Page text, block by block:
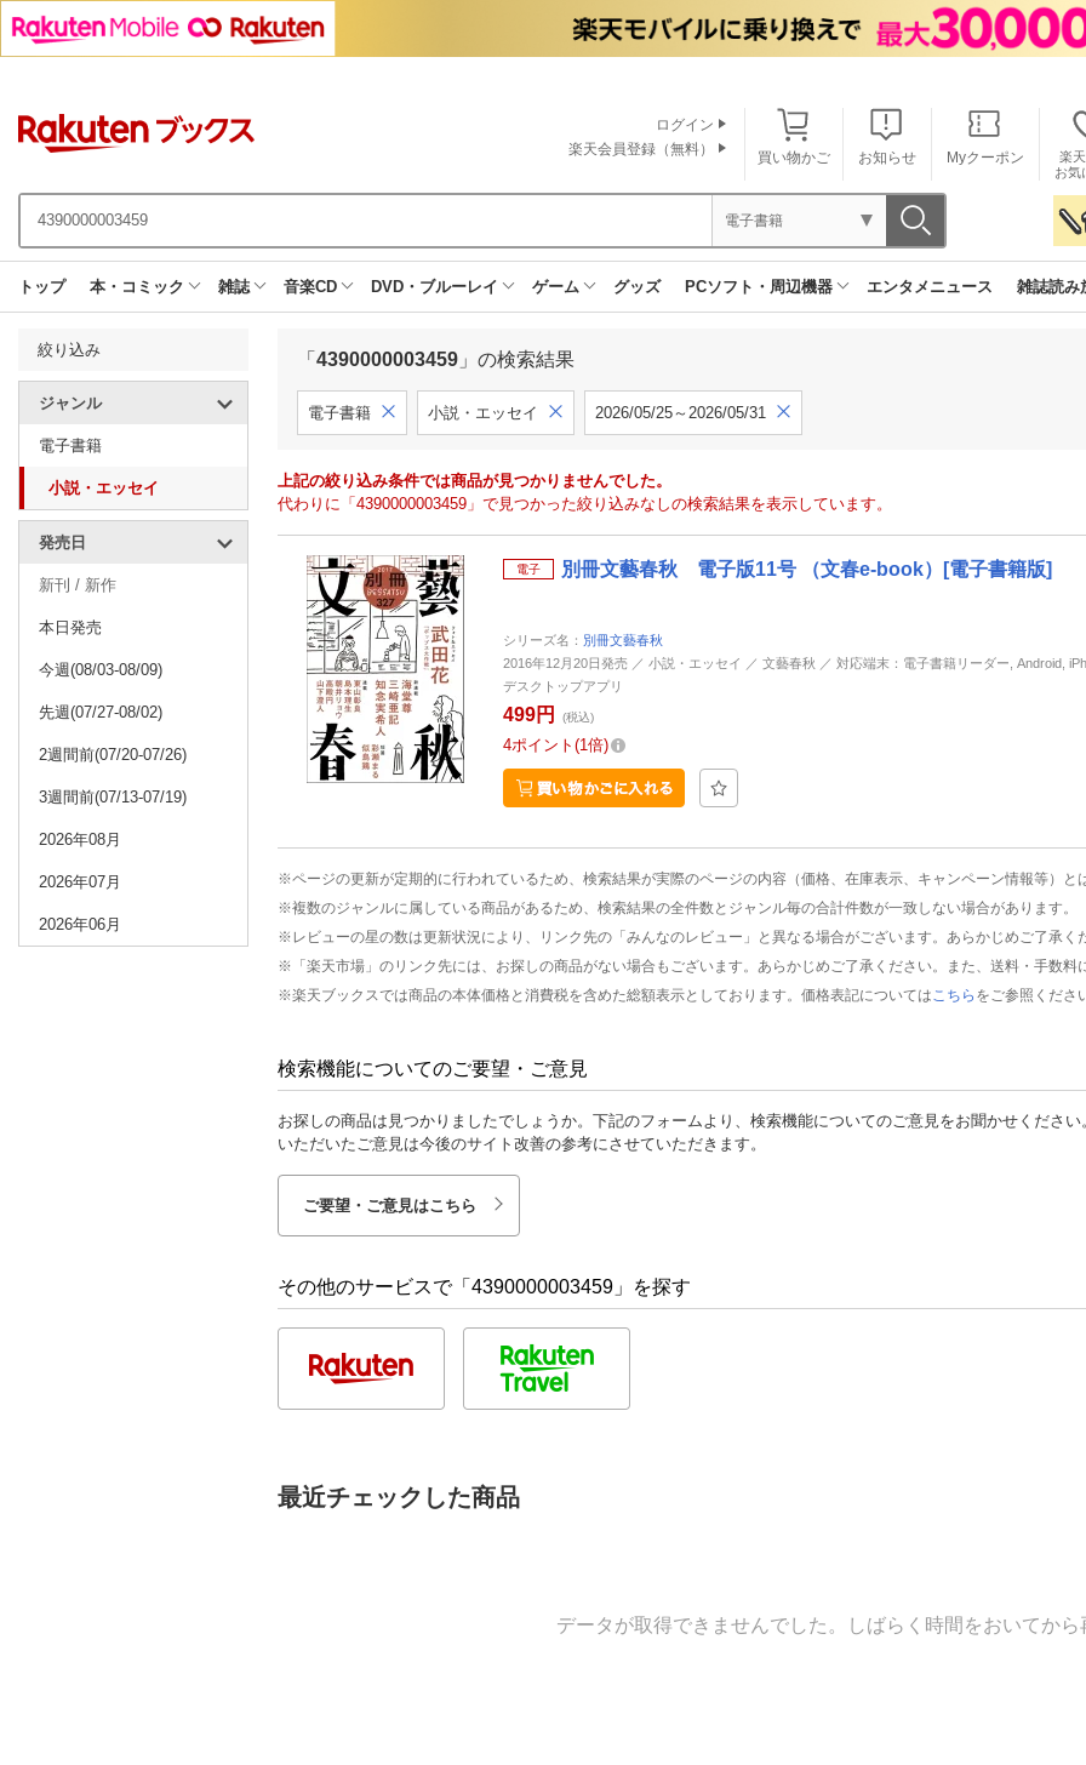
買い物かご お知らせ Myクーポン
楽
お気
ログイン
楽天会員登録（無料）
電子書籍
トップ 本・コミック 雑誌 音楽CD DVD・ブルーレイ ゲーム グッズ PCソフト・周辺機器 エンタメニュース 雑誌読み
絞り込み
ジャンル
電子書籍
小説・エッセイ
発売日
新刊 / 新作
本日発売
今週(08/03-08/09)
先週(07/27-08/02)
2週間前(07/20-07/26)
3週間前(07/13-07/19)
2026年08月
2026年07月
2026年06月
「 4390000003459 」の検索結果
電子書籍 小説・エッセイ 2026/05/25～2026/05/31
上記の絞り込み条件では商品が見つかりませんでした。
代わりに「4390000003459」で見つかった絞り込みなしの検索結果を表示しています。
電子 別冊文藝春秋 電子版11号 （文春e-book）[電子書籍版]
シリーズ名： 別冊文藝春秋
2016年12月20日発売 ／ 小説・エッセイ ／ 文藝春秋 ／ 対応端末：電子書籍リーダー, Android,
デスクトップアプリ
499円 (税込)
4ポイント 1倍
※ページの更新が定期的に行われているため、検索結果が実際のページの内容（価格、在庫表示、キャンペーン情報等）と
※複数のジャンルに属している商品があるため、検索結果の全件数とジャンル毎の合計件数が一致しない場合があります。
※レビューの星の数は更新状況により、リンク先の「みんなのレビュー」と異なる場合がございます。あらかじめご了承く
※「楽天市場」のリンク先には、お探しの商品がない場合もございます。あらかじめご了承ください。また、送料・手数料
※楽天ブックスでは商品の本体価格と消費税を含めた総額表示としております。価格表記については こちら をご参照くださ
検索機能についてのご要望・ご意見
お探しの商品は見つかりましたでしょうか。下記のフォームより、検索機能についてのご意見をお聞かせください
いただいたご意見は今後のサイト改善の参考にさせていただきます。
ご要望・ご意見はこちら
その他のサービスで「4390000003459」を探す
最近チェックした商品
データが取得できませんでした。しばらく時間をおいてから